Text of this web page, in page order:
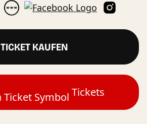
TICKET KAUFEN
Tickets